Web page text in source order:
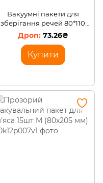
Вакуумні пакети для
зберігання речей 80*110
(1шт.) (V-S)
73.26₴
Купити